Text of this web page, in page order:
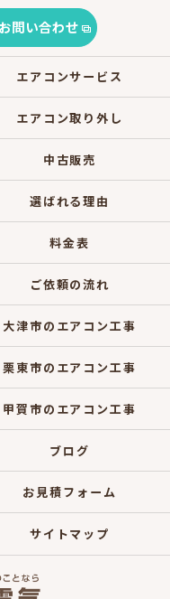
問い合わせ
エアコンサービス
エアコン取り外し
中古販売
選ばれる理由
料金表
ご依頼の流れ
大津市のエアコン工事
栗東市のエアコン工事
甲賀市のエアコン工事
ブログ
お見積フォーム
サイトマップ